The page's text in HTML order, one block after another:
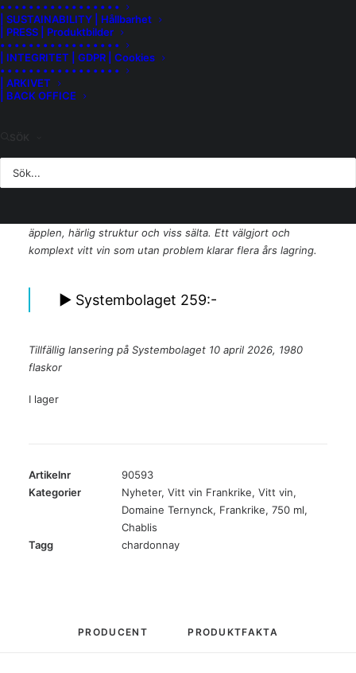
• • • • • • • • • • • • • • • • •
| SUSTAINABILITY | Hållbarhet
| PRESS | Produktbilder
• • • • • • • • • • • • • • • • •
| INTEGRITET | GDPR | Cookies
• • • • • • • • • • • • • • • • •
| ARKIVET
| BACK OFFICE
Druvorna skördas för hand och selekteras noggrant. I
vineriet pressas de varsamt och därefter sker både alkohol-
och malolaktisk jäsning i stora (4500 l) gamla ekfat. Vinet
får mogna på sin jästfällning under 12 månader för
ytterligare smak och komplexitet.
Doften är inbjudande av citrus, gula plommon, vanilj och en
äpplen, härlig struktur och viss sälta. Ett välgjort och
komplext vitt vin som utan problem klarar flera års lagring.
► Systembolaget 259:-
Tillfällig lansering på Systembolaget 10 april 2026, 1980
flaskor
I lager
Artikelnr
90593
Kategorier
Nyheter, Vitt vin Frankrike, Vitt vin,
Domaine Ternynck, Frankrike, 750 ml,
Chablis
Tagg
chardonnay
PRODUCENT PRODUKTFAKTA